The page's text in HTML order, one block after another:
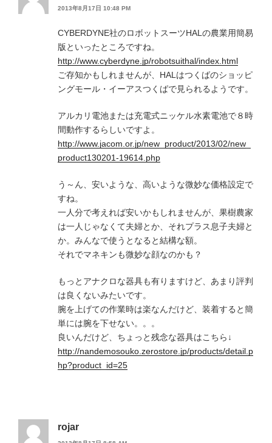
2013年8月17日 10:48 PM
CYBERDYNE社のロボットスーツHALの農業用簡易
版といったところですね。
http://www.cyberdyne.jp/robotsuithal/index.html
ご存知かもしれませんが、HALはつくばのショッピ
ングモール・イーアスつくばで見られるようです。
アルカリ電池または充電式ニッケル水素電池で８時
間動作するらしいですよ。
http://www.jacom.or.jp/new_product/2013/02/new_
product130201-19614.php
う～ん、安いような、高いような微妙な価格設定で
すね。
一人分で考えれば安いかもしれませんが、果樹農家
は一人じゃなくて夫婦とか、それプラス息子夫婦と
か。みんなで使うとなると結構な額。
それでマネキンも微妙な顔なのかも？
もっとアナクロな器具も有りますけど、あまり評判
は良くないみたいです。
腕を上げての作業時は楽なんだけど、装着すると簡
単には腕を下せない。。。
良いんだけど、ちょっと残念な器具はこちら↓
http://nandemosouko.zerostore.jp/products/detail.p
hp?product_id=25
rojar